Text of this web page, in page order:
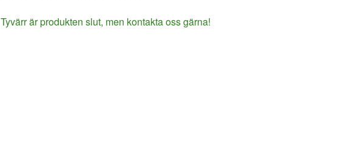
Tyvärr är produkten slut, men kontakta oss gärna!